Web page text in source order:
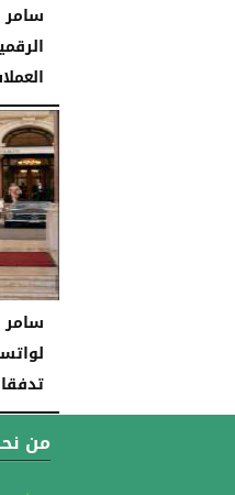
سامر
الجمعة، 24 يوليو 2026
سامر
الخميس، 23 يوليو 2026
من